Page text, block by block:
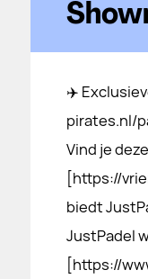
✈️
pirates.nl/
Vind je
[⁠⁠⁠⁠⁠⁠https://
biedt
JustPadel
[⁠⁠⁠⁠⁠⁠https://